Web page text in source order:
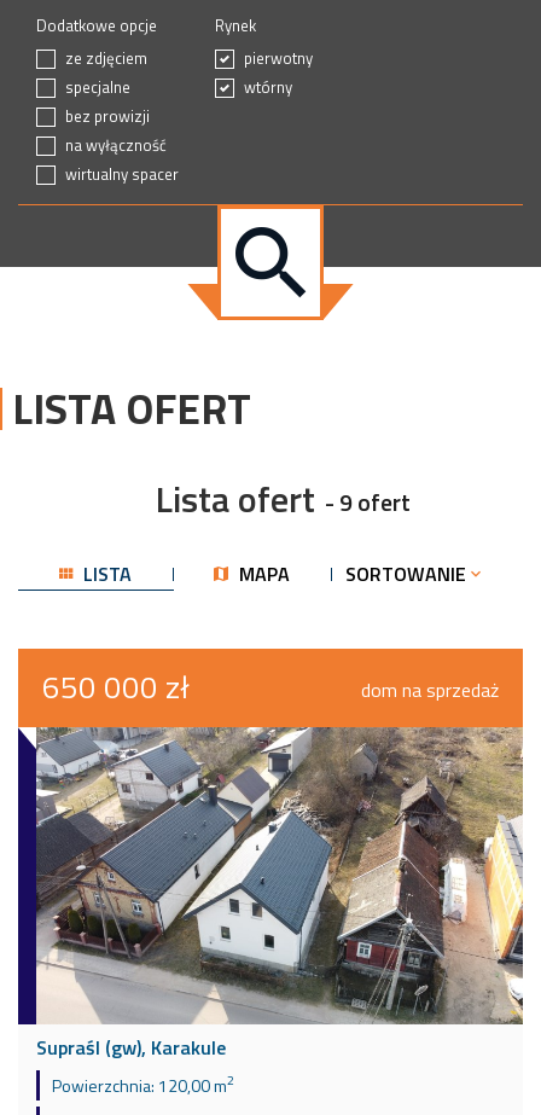
Dodatkowe opcje
ze zdjęciem
specjalne
bez prowizji
na wyłączność
wirtualny spacer
Rynek
pierwotny
wtórny
LISTA OFERT
Lista ofert - 9 ofert
LISTA MAPA SORTOWANIE
650 000 zł dom na sprzedaż
Supraśl (gw), Karakule
Powierzchnia: 120,00 m2